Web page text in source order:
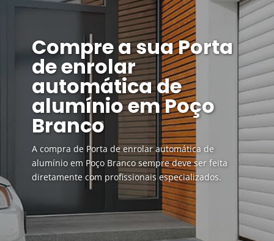
Compre a sua Porta
de enrolar
automática de
alumínio em Poço
Branco
A compra de Porta de enrolar automática de
alumínio em Poço Branco sempre deve ser feita
diretamente com profissionais especializados.